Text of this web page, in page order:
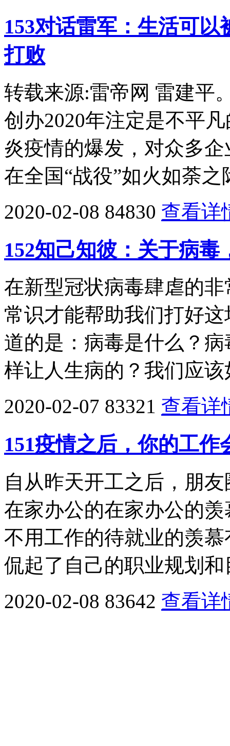
153对话雷军：生活可
打败
转载来源:雷帝网 雷建平
创办2020年注定是不平
炎疫情的爆发，对众多
在全国“战役”如火如荼之
2020-02-08 84830 查看详
152知己知彼：关于病
在新型冠状病毒肆虐的
常识才能帮助我们打好
道的是：病毒是什么？
样让人生病的？我们应
2020-02-07 83321 查看详
151疫情之后，你的工作
自从昨天开工之后，朋
在家办公的在家办公的
不用工作的待就业的羡
侃起了自己的职业规划和
2020-02-08 83642 查看详